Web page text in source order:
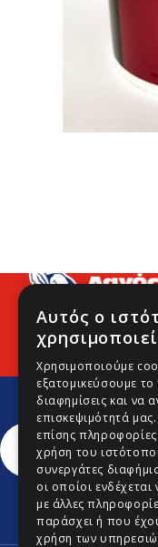
Για να
ΛΕΩΦ. ΚΥΠΡΟΥ
Αυτός ο
Χρησιμοποιούμε
εξατομικεύσουμε το
διαφημίσεις και να
επισκεψιμότητά
επίσης πληροφορίες
χρήση του
συνεργάτες
οι οποίοι
με άλλες
παράσχει ή που
χρήση των